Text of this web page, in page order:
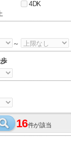
4DK
～
16件が該当